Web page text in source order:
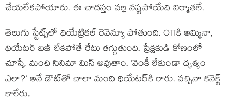
చేయలేకపోయారు. ఈ చాదస్తం వల్ల నష్టపోయేది నిర్మాతలే.
తెలుగు స్టేట్స్‌లో థియేట్రికల్ రెవెన్యూ పోతుంది. OTTకి అమ్మినా,
థియేటర్ బజ్ లేకపోతే రేటు తగ్గుతుంది. ప్రేక్షకుడి కోణంలో
చూస్తే, మంచి సినిమా మిస్ అవుతాం. ‘వెంకీ లేకుండా దృశ్యం
ఎలా?’ అనే డౌట్‌తో చాలా మంది థియేటర్‌కి రారు. వచ్చినా కనెక్ట్
కాలేరు.